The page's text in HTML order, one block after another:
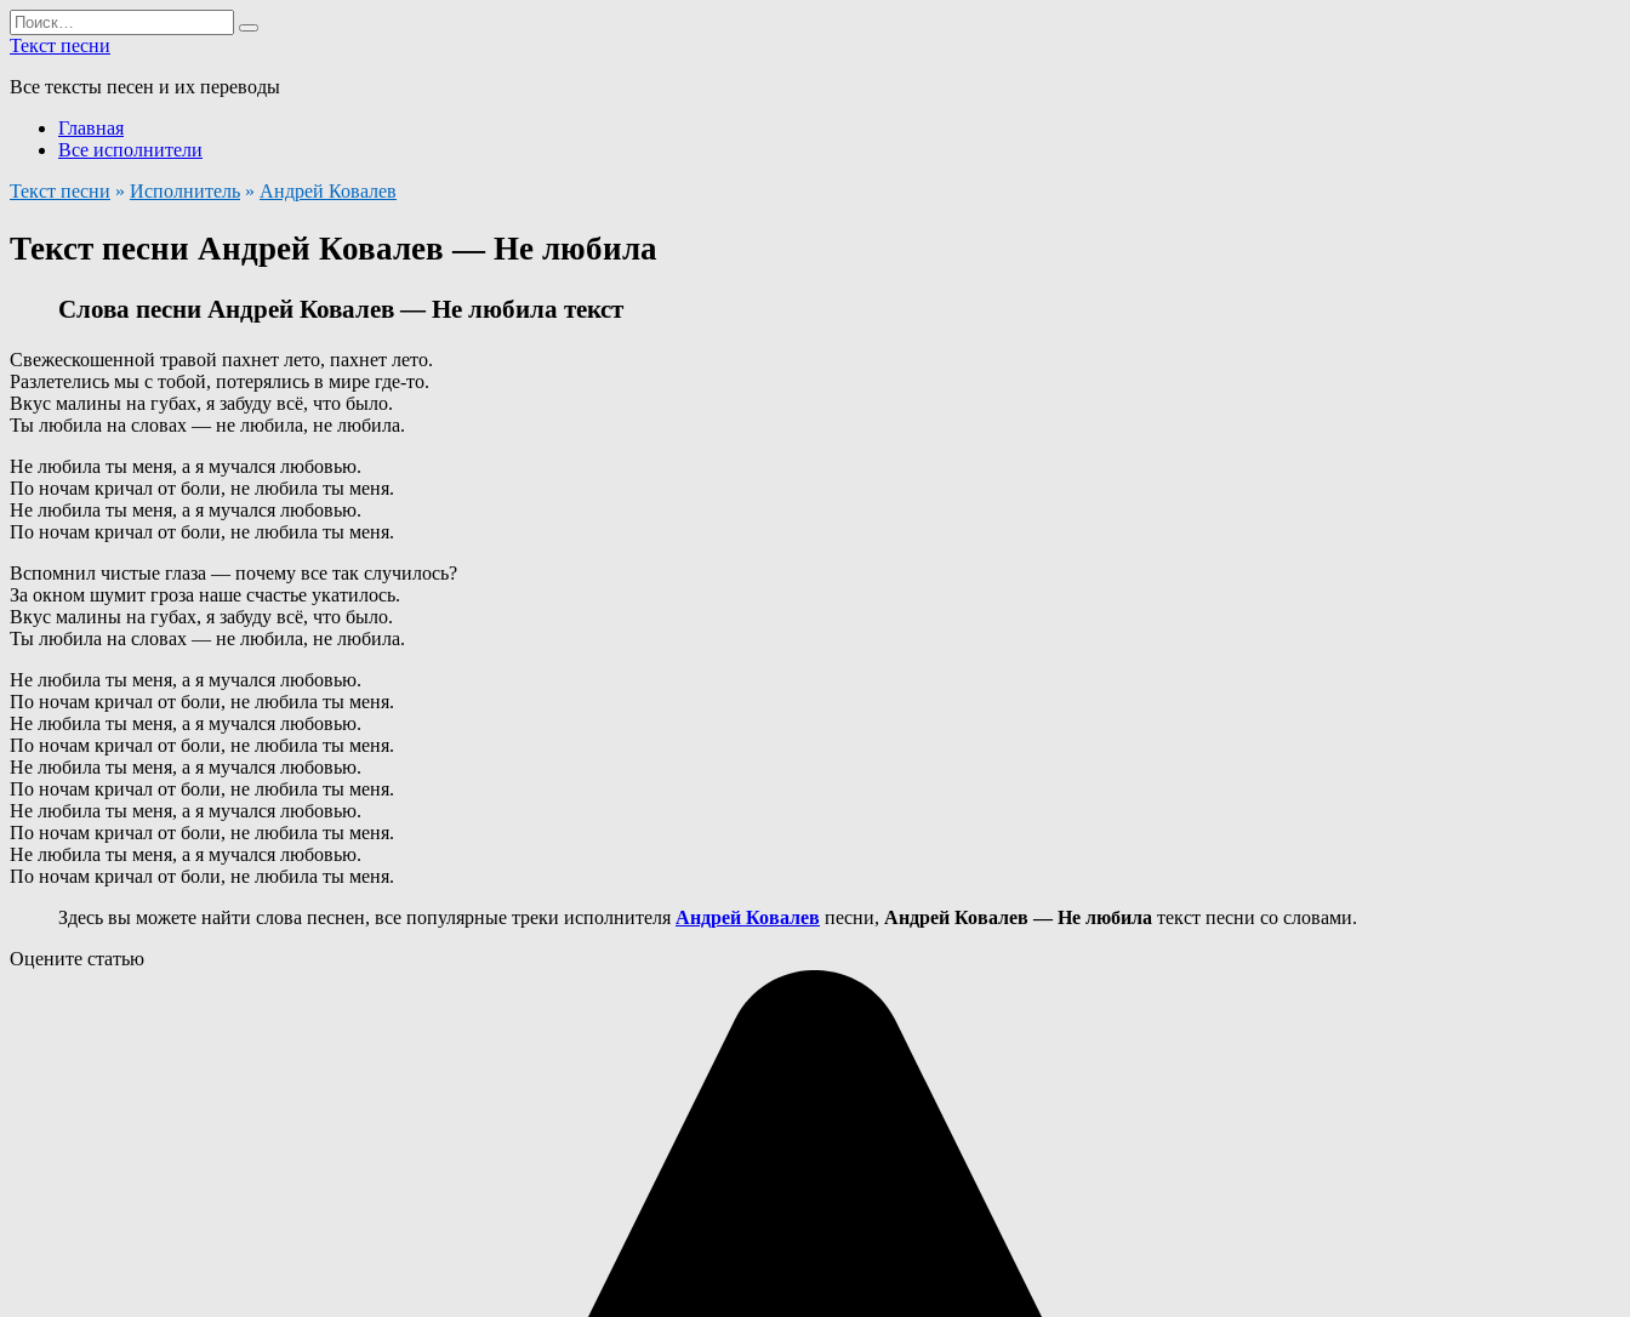
Перейти
к
Search
for:
Текст песни
Все тексты песен и их переводы
Главная
Все исполнители
Текст песни » Исполнитель » Андрей Ковалев
Текст песни Андрей Ковалев — Не любила
Слова песни Андрей Ковалев — Не любила текст
Свежескошенной травой пахнет лето, пахнет лето.
Разлетелись мы с тобой, потерялись в мире где-то.
Вкус малины на губах, я забуду всё, что было.
Ты любила на словах — не любила, не любила.
Не любила ты меня, а я мучался любовью.
По ночам кричал от боли, не любила ты меня.
Не любила ты меня, а я мучался любовью.
По ночам кричал от боли, не любила ты меня.
Вспомнил чистые глаза — почему все так случилось?
За окном шумит гроза наше счастье укатилось.
Вкус малины на губах, я забуду всё, что было.
Ты любила на словах — не любила, не любила.
Не любила ты меня, а я мучался любовью.
По ночам кричал от боли, не любила ты меня.
Не любила ты меня, а я мучался любовью.
По ночам кричал от боли, не любила ты меня.
Не любила ты меня, а я мучался любовью.
По ночам кричал от боли, не любила ты меня.
Не любила ты меня, а я мучался любовью.
По ночам кричал от боли, не любила ты меня.
Не любила ты меня, а я мучался любовью.
По ночам кричал от боли, не любила ты меня.
Здесь вы можете найти слова песнен, все популярные треки исполнителя Андрей Ковалев песни, Андрей Ковалев — Не любила текст песни со словами.
Оцените статью